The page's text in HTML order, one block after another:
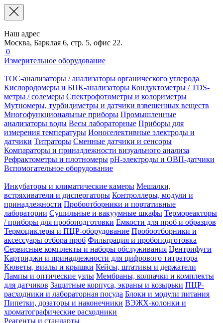
Наш адрес
Москва, Барклая 6, стр. 5, офис 22.
0
Измерительное оборудование
TOC-анализаторы / анализаторы органического углерода
Кислородомеры и БПК-анализаторы Кондуктометры / TDS-
метры / солемеры Спектрофотометры и колориметры
Мутномеры, турбидиметры и датчики взвешенных веществ
Многофункциональные приборы Промышленные
анализаторы воды Весы лабораторные Приборы для
измерения температуры Ионоселективные электроды и
датчики Титраторы Сменные датчики и сенсоры
Компараторы и принадлежности визуального анализа
Рефрактометры и плотномеры pH-электроды и ОВП-датчики
Вспомогательное оборудование
Инкубаторы и климатические камеры Мешалки,
встряхиватели и диспергаторы Контроллеры, модули и
принадлежности Пробоотборники и портативные
лаборатории Сушильные и вакуумные шкафы Термореакторы
/ приборы для пробоподготовки Емкости для проб и образцов
Термоциклеры и ПЦР-оборудование Пробоотборники и
аксессуары отбора проб Фильтрация и пробоподготовка
Сервисные комплекты и наборы обслуживания Центрифуги
Картриджи и принадлежности для цифрового титратора
Кюветы, виалы и крышки Кейсы, штативы и держатели
Лампы и оптические узлы Мембраны, колпачки и комплекты
для датчиков Защитные корпуса, экраны и козырьки ПЦР-
расходники и лабораторная посуда Блоки и модули питания
Пипетки, дозаторы и наконечники ВЭЖХ-колонки и
хроматографические расходники
Реагенты и стандарты